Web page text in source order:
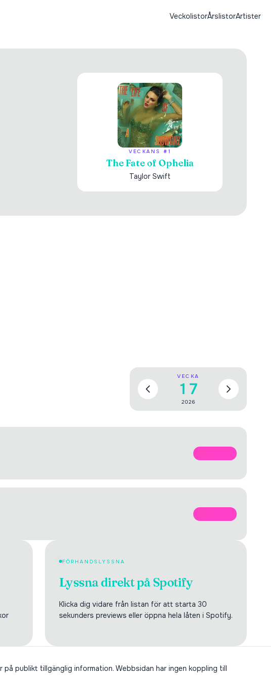
VeckolistorÅrslistorArtister
VECKANS #1
The Fate of Ophelia
Taylor Swift
VECKA
17
2026
FÖRHANDSLYSSNA
Lyssna direkt på Spotify
Klicka dig vidare från listan för att starta 30
sekunders previews eller öppna hela låten i Spotify.
publikt tillgänglig information. Webbsidan har ingen koppling till